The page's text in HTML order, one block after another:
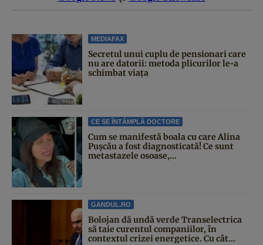
MEDIAFAX
Secretul unui cuplu de pensionari care
nu are datorii: metoda plicurilor le-a
schimbat viața
CE SE ÎNTÂMPLĂ DOCTORE
Cum se manifestă boala cu care Alina
Pușcău a fost diagnosticată! Ce sunt
metastazele osoase,...
GANDUL.RO
Bolojan dă undă verde Transelectrica
să taie curentul companiilor, în
contextul crizei energetice. Cu cât...